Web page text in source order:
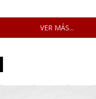
VER MÁS...